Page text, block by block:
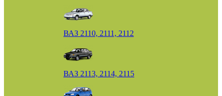
ВАЗ 2110, 2111, 2112
ВАЗ 2113, 2114, 2115